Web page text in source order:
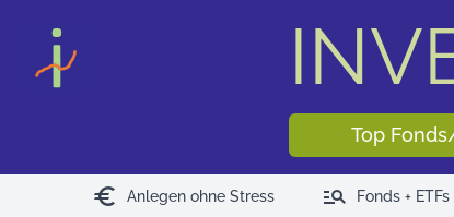
Top
euro Anlegen ohne Stress manage_search Fonds + ETFs